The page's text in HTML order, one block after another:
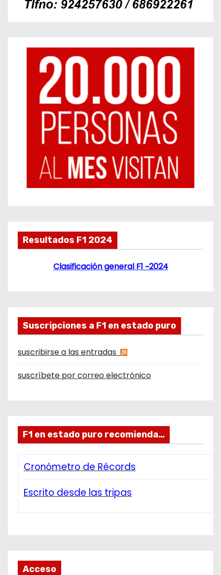
Resultados F1 2024
Clasificación general F1 ~2024
Suscripciones a F1 en estado puro
suscribirse a las entradas
suscríbete por correo electrónico
F1 en estado puro recomienda…
Cronómetro de Récords
Escrito desde las tripas
Acceso